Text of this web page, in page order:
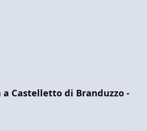
a Castelletto di Branduzzo -